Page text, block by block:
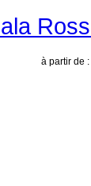
à partir de :